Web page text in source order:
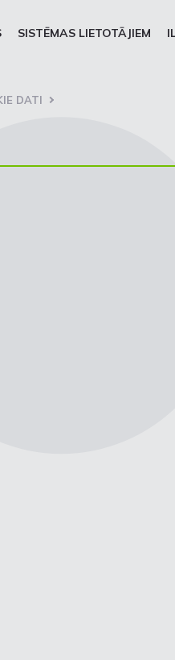
SISTĒMAS LIETOTĀJIEM
DATI